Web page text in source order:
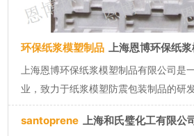
环保纸浆模塑制品 上海恩博环保纸
上海恩博环保纸浆模塑制品有限公司是
业，致力于纸浆模塑防震包装制品的研
电子、电器、通讯器材、电脑配件、医
瓷、灯饰、工艺品、化妆品 、保健品、
santoprene 上海和氏璧化工有限公